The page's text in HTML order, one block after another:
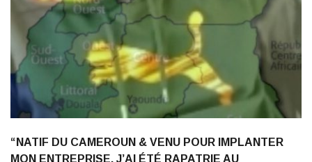
“NATIF DU CAMEROUN & VENU POUR IMPLANTER
MON ENTREPRISE, J’AI ÉTÉ RAPATRIE AU